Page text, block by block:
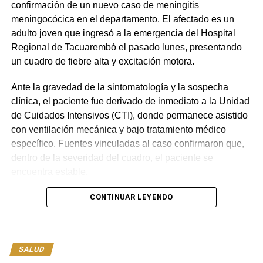
confirmación de un nuevo caso de meningitis
meningocócica en el departamento. El afectado es un
adulto joven que ingresó a la emergencia del Hospital
Regional de Tacuarembó el pasado lunes, presentando
un cuadro de fiebre alta y excitación motora.
Ante la gravedad de la sintomatología y la sospecha
clínica, el paciente fue derivado de inmediato a la Unidad
de Cuidados Intensivos (CTI), donde permanece asistido
con ventilación mecánica y bajo tratamiento médico
específico. Fuentes vinculadas al caso confirmaron que,
dentro de la severidad del cuadro, el paciente se
En paralelo a la atención médica en CTI, se activó de
correspondiente. Como medida preventiva fundamental,
profiláctica a todos los familiares y contactos estrechos
CONTINUAR LEYENDO
SALUD